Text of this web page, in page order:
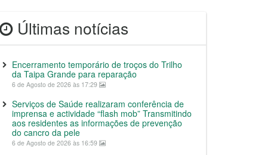
Últimas notícias
Encerramento temporário de troços do Trilho
da Taipa Grande para reparação
6 de Agosto de 2026 às 17:29
Serviços de Saúde realizaram conferência de
imprensa e actividade “flash mob” Transmitindo
aos residentes as informações de prevenção
do cancro da pele
6 de Agosto de 2026 às 16:59